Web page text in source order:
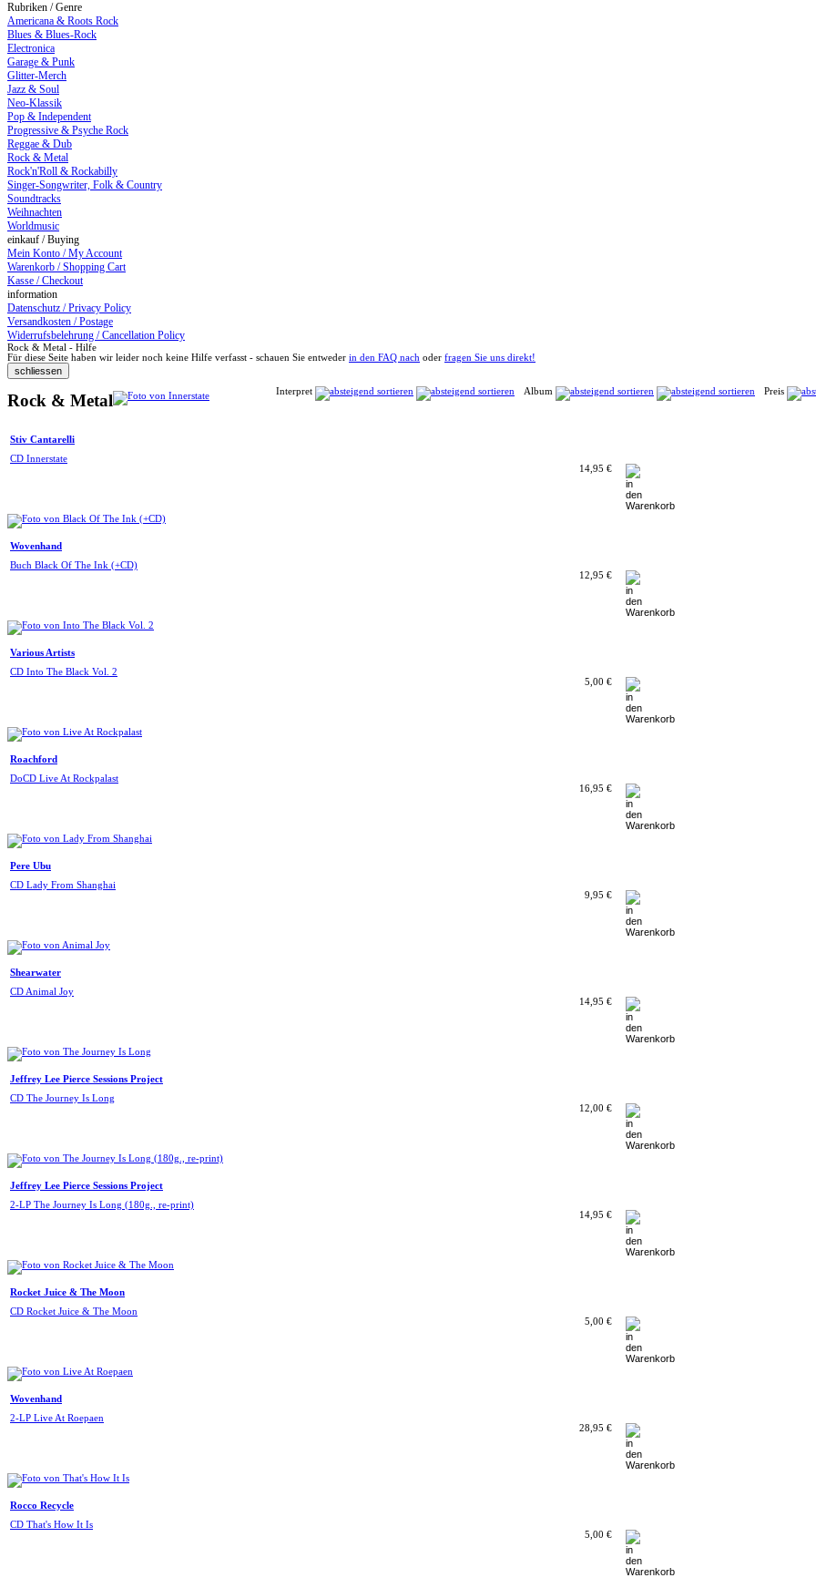
Rubriken / Genre
Americana & Roots Rock
Blues & Blues-Rock
Electronica
Garage & Punk
Glitter-Merch
Jazz & Soul
Neo-Klassik
Pop & Independent
Progressive & Psyche Rock
Reggae & Dub
Rock & Metal
Rock'n'Roll & Rockabilly
Singer-Songwriter, Folk & Country
Soundtracks
Weihnachten
Worldmusic
einkauf / Buying
Mein Konto / My Account
Warenkorb / Shopping Cart
Kasse / Checkout
information
Datenschutz / Privacy Policy
Versandkosten / Postage
Widerrufsbelehrung / Cancellation Policy
Rock & Metal - Hilfe
Für diese Seite haben wir leider noch keine Hilfe verfasst - schauen Sie entweder in den FAQ nach oder fragen Sie uns direkt!
Rock & Metal Interpret Album Preis
Stiv Cantarelli
CD Innerstate
14,95 €
Wovenhand
Buch Black Of The Ink (+CD)
12,95 €
Various Artists
CD Into The Black Vol. 2
5,00 €
Roachford
DoCD Live At Rockpalast
16,95 €
Pere Ubu
CD Lady From Shanghai
9,95 €
Shearwater
CD Animal Joy
14,95 €
Jeffrey Lee Pierce Sessions Project
CD The Journey Is Long
12,00 €
Jeffrey Lee Pierce Sessions Project
2-LP The Journey Is Long (180g., re-print)
14,95 €
Rocket Juice & The Moon
CD Rocket Juice & The Moon
5,00 €
Wovenhand
2-LP Live At Roepaen
28,95 €
Rocco Recycle
CD That's How It Is
5,00 €